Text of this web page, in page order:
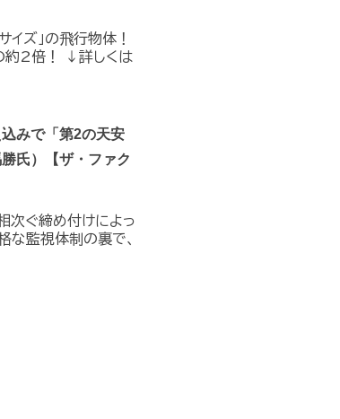
ズ」の飛行物体！
約2倍！ ↓詳しくは
みで「第2の天安
氏）【ザ・ファク
次ぐ締め付けによっ
な監視体制の裏で、